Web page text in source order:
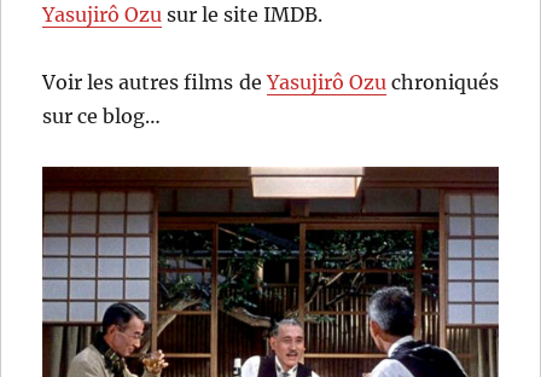
Yasujirô Ozu sur le site IMDB.
Voir les autres films deYasujirô Ozu chroniqués
sur ce blog…